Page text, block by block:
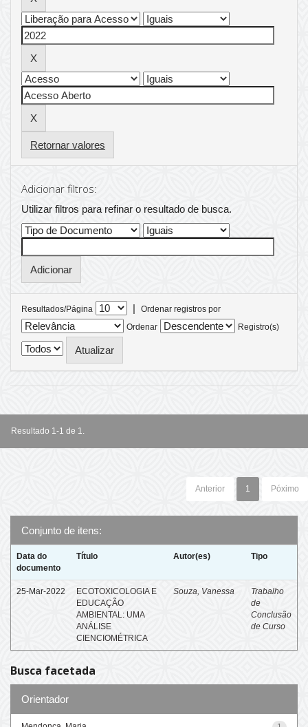
Retornar valores
Adicionar filtros:
Utilizar filtros para refinar o resultado de busca.
Resultados/Página |
Ordenar registros por
Ordenar
Registro(s)
Resultado 1-1 de 1.
Anterior 1 Póximo
Conjunto de itens:
Data do
documento
Título Autor(es) Tipo
25-Mar-2022
ECOTOXICOLOGIA E
EDUCAÇÃO
AMBIENTAL: UMA
ANÁLISE
CIENCIOMÉTRICA
Souza, Vanessa
Trabalho
de
Conclusão
de Curso
Busca facetada
Orientador